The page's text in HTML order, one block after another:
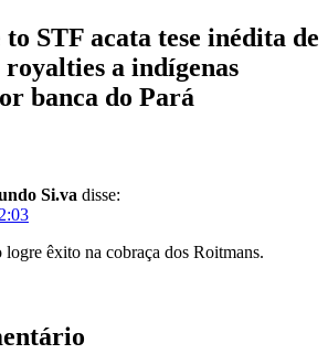
to STF acata tese inédita de
royalties a indígenas
banca do Pará
Si.va disse:
logre êxito na cobraça dos Roitmans.